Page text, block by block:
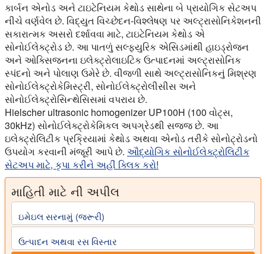
કાર્બન એનોડ અને ટાઇટેનિયમ કેથોડ સાથેના બે પ્રાયોગિક સેટઅપ
નીચે વર્ણવેલ છે. વિદ્યુત વિચ્છેદન-વિશ્લેષણ પર અલ્ટ્રાસોનિકેશનની
સકારાત્મક અસરો દર્શાવવા માટે, ટાઇટેનિયમ કેથોડ એ
સોનોઈલેક્ટ્રોડ છે. આ પાતળું સલ્ફ્યુરિક એસિડમાંથી હાઇડ્રોજન
અને ઓક્સિજનના ઇલેક્ટ્રોલાઇટિક ઉત્પાદનમાં અલ્ટ્રાસોનિક
સ્પંદનો અને પોલાણ ઉમેરે છે. વીજળી સાથે અલ્ટ્રાસોનિકનું મિશ્રણ
સોનોઈલેક્ટ્રોકેમિસ્ટ્રી, સોનોઈલેક્ટ્રોલીસીસ અને
સોનોઈલેક્ટ્રોસિન્થેસિસમાં વપરાય છે.
Hielscher ultrasonic homogenizer UP100H (100 વોટ્સ,
30kHz) સોનોઈલેક્ટ્રોકેમિકલ અપગ્રેડથી સજ્જ છે. આ
ઇલેક્ટ્રોલિટીક પ્રક્રિયામાં કેથોડ અથવા એનોડ તરીકે સોનોટ્રોડનો
ઉપયોગ કરવાની મંજૂરી આપે છે. ઔદ્યોગિક સોનોઈલેક્ટ્રોલિટીક
સેટઅપ માટે, કૃપા કરીને અહીં ક્લિક કરો!
માહિતી માટે ની અપીલ
ઇમેઇલ સરનામું (જરૂરી)
ઉત્પાદન અથવા રસ વિસ્તાર